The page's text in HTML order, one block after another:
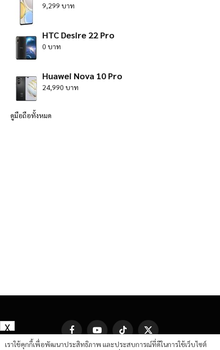
9,299 บาท
HTC Desire 22 Pro
0 บาท
Huawei Nova 10 Pro
24,990 บาท
ดูมือถือทั้งหมด
FacebookYouTube TikTok
X
(Twitter)
เราใช้คุกกี้เพื่อพัฒนาประสิทธิภาพ และประสบการณ์ที่ดีในการใช้เว็บไซต์
X